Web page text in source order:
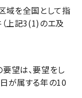
を全国として指
上記3(1)のエ及
は、要望をし
が属する年の10